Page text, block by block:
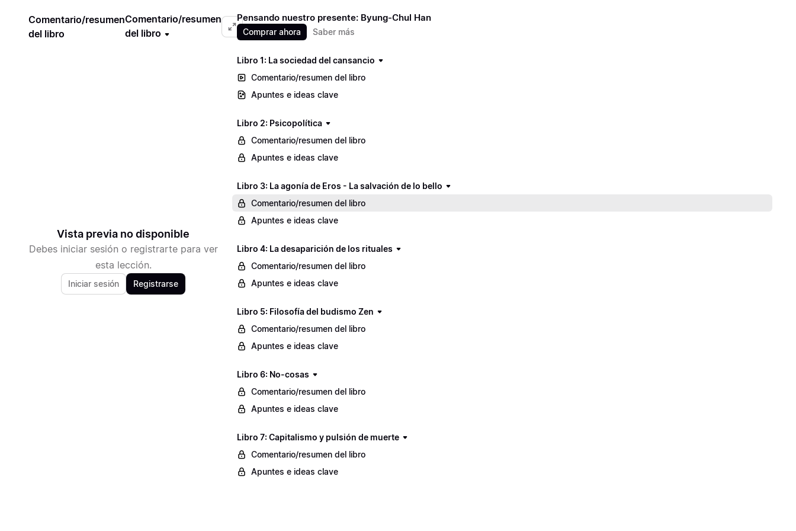
Comentario/resumen
del libro
Comentario/resumen
del libro
Vista previa no disponible
Debes iniciar sesión o registrarte para ver
esta lección.
Iniciar sesión Registrarse
Pensando nuestro presente: Byung-Chul Han
Comprar ahora Saber más
Libro 1: La sociedad del cansancio
Comentario/resumen del libro
Apuntes e ideas clave
Libro 2: Psicopolítica
Comentario/resumen del libro
Apuntes e ideas clave
Libro 3: La agonía de Eros - La salvación de lo bello
Comentario/resumen del libro
Apuntes e ideas clave
Libro 4: La desaparición de los rituales
Comentario/resumen del libro
Apuntes e ideas clave
Libro 5: Filosofía del budismo Zen
Comentario/resumen del libro
Apuntes e ideas clave
Libro 6: No-cosas
Comentario/resumen del libro
Apuntes e ideas clave
Libro 7: Capitalismo y pulsión de muerte
Comentario/resumen del libro
Apuntes e ideas clave